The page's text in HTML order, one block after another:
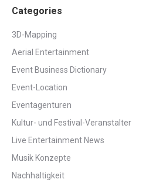
Categories
3D-Mapping
Aerial Entertainment
Event Business Dictionary
Event-Location
Eventagenturen
Kultur- und Festival-Veranstalter
Live Entertainment News
Musik Konzepte
Nachhaltigkeit